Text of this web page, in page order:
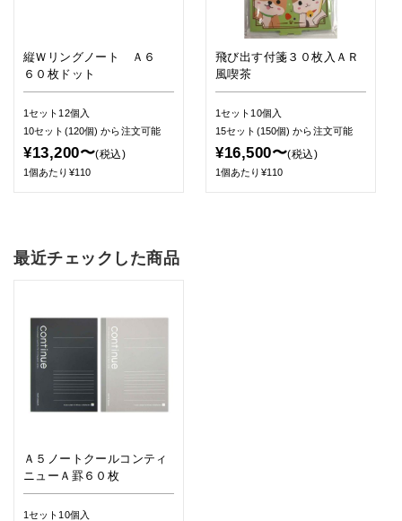
縦Ｗリングノート Ａ６
６０枚ドット
1セット12個入
10セット(120個)から注文可能
¥13,200〜(税込)
1個あたり¥110
飛び出す付箋３０枚入ＡＲ
風喫茶
1セット10個入
15セット(150個)から注文可能
¥16,500〜(税込)
1個あたり¥110
最近チェックした商品
Ａ５ノートクールコンティ
ニューＡ罫６０枚
1セット10個入